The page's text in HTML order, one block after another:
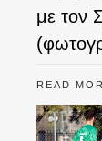
με τον
READ